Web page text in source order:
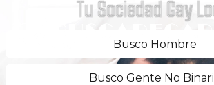
Tu Sociedad Gay
Busco Hombre
Busco Gente No